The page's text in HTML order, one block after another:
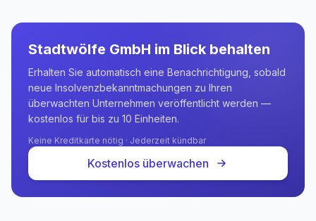
Stadtwölfe GmbH im Blick behalten
Erhalten Sie automatisch eine Benachrichtigung, sobald
neue Insolvenzbekanntmachungen zu Ihren
überwachten Unternehmen veröffentlicht werden —
kostenlos für bis zu 10 Einheiten.
Keine Kreditkarte nötig · Jederzeit kündbar
Kostenlos überwachen